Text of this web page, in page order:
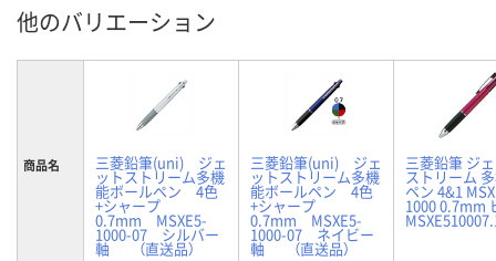
他のバリエーション
商品名 三菱鉛筆(uni) ジェ
ットストリーム多機
能ボールペン 4色
+シャープ
0.7mm MSXE5-
1000-07 シルバー
軸 （直送品）
三菱鉛筆(uni) ジェ
ットストリーム多機
能ボールペン 4色
+シャープ
0.7mm MSXE5-
1000-07 ネイビー
軸 （直送品）
三菱鉛筆 ジ
ストリーム
ペン 4&1
1000 0.7mm